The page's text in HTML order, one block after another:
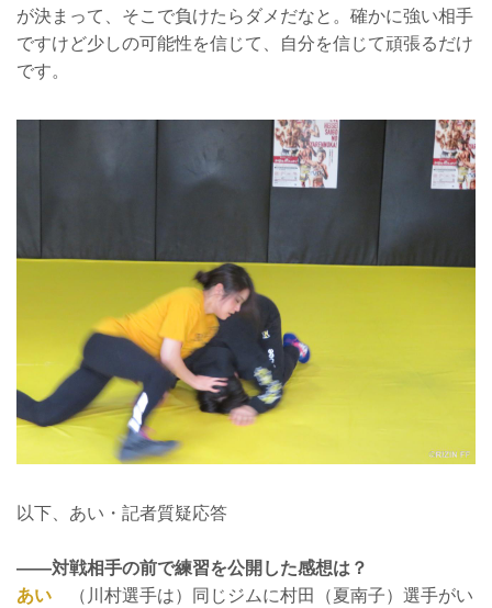
が決まって、そこで負けたらダメだなと。確かに強い相手
ですけど少しの可能性を信じて、自分を信じて頑張るだけ
です。
以下、あい・記者質疑応答
——対戦相手の前で練習を公開した感想は？
あい （川村選手は）同じジムに村田（夏南子）選手がい